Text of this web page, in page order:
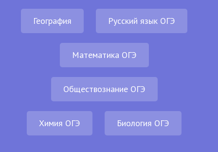
География Русский язык ОГЭ
Математика ОГЭ
Обществознание ОГЭ
Химия ОГЭ Биология ОГЭ